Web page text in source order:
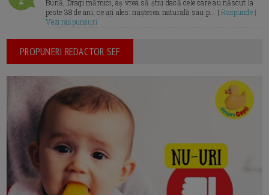
Bună, Dragi mămici, aș vrea să știu dacă cele care au născut la
peste 38 de ani, ce ați ales: nașterea naturală sau p... |Raspunde |
Vezi raspunsuri
PROPUNERI REDACTOR SEF